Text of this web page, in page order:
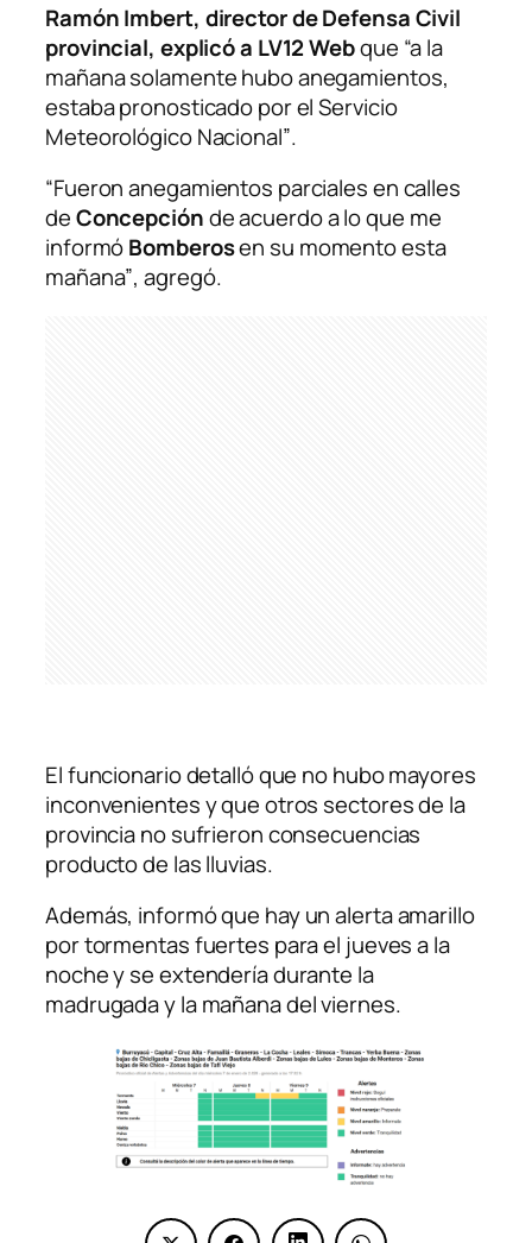
Ramón Imbert, director de Defensa Civil
provincial, explicó a LV12 Webque “a la
mañana solamente hubo anegamientos,
estaba pronosticado por el Servicio
Meteorológico Nacional”.
“Fueron anegamientos parciales en calles
deConcepciónde acuerdo a lo que me
informóBomberosen su momento esta
mañana”, agregó.
El funcionario detalló que no hubo mayores
inconvenientes y que otros sectores de la
provincia no sufrieron consecuencias
producto de las lluvias.
Además, informó que hay un alerta amarillo
por tormentas fuertes para el jueves a la
noche y se extendería durante la
madrugada y la mañana del viernes.